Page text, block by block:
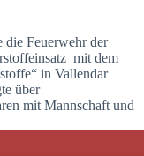
Feuerwehr der
mit dem
in Vallendar
über
mit Mannschaft und